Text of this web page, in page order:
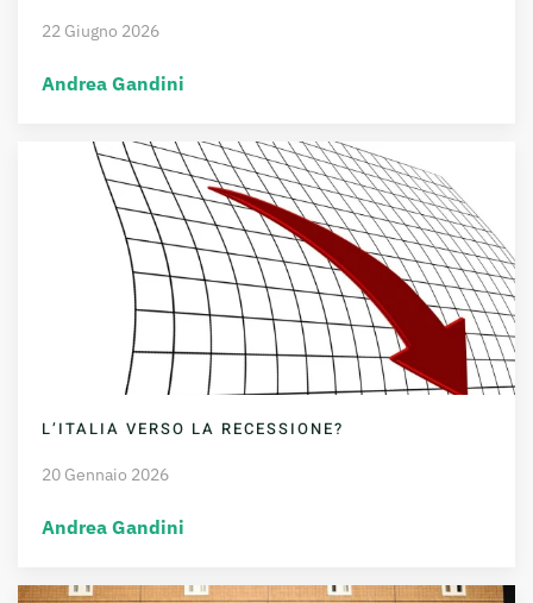
22 Giugno 2026
Andrea Gandini
L’ITALIA VERSO LA RECESSIONE?
20 Gennaio 2026
Andrea Gandini